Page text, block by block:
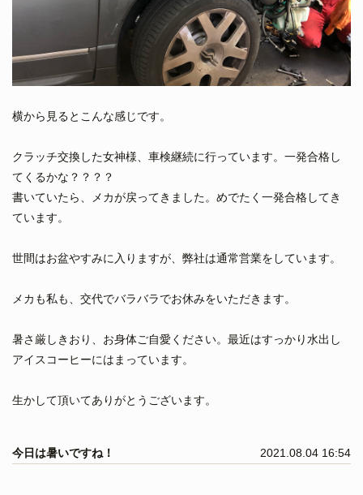
横から見るとこんな感じです。
クラッチ交換した女神様、車検継続に行っています。一発合格し
てくるかな？？？？
書いていたら、メカが戻ってきました。めでたく一発合格してき
ています。
世間はお盆やすみに入りますが、弊社は通常営業をしています。
メカも私も、交代でバラバラでお休みをいただきます。
暑さ厳しきおり、お身体ご自愛ください。最近はすっかり水出し
アイスコーヒーにはまっています。
生かして頂いてありがとうございます。
今日は暑いですね！ 2021.08.04 16:54